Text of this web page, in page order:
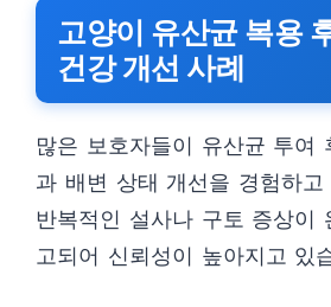
고양이 유산균 복용
건강 개선 사례
많은 보호자들이 유산균 투여
과 배변 상태 개선을 경험하고
반복적인 설사나 구토 증상이
고되어 신뢰성이 높아지고 있